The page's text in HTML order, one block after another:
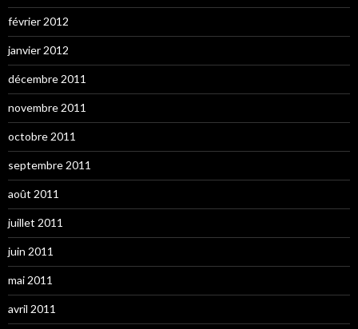
février 2012
janvier 2012
décembre 2011
novembre 2011
octobre 2011
septembre 2011
août 2011
juillet 2011
juin 2011
mai 2011
avril 2011